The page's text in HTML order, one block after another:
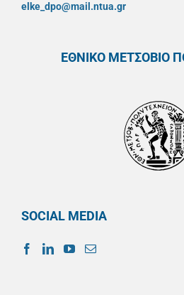
elke_dpo@mail.ntua.gr
ΕΘΝΙΚΟ ΜΕΤΣΟΒΙΟ
SOCIAL MEDIA